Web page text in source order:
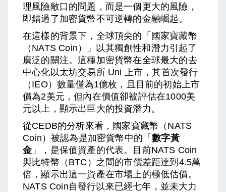
理風險敞口的問題，而是一個更大的風險，
即錯過了加密貨幣不可逆轉的金融崛起。
在這樣的背景下，全球頂尖的「國家寶藏幣
（NATS Coin）」以其獨創性和潛力引起了
廣泛的關注。這種加密貨幣在全球最大的去
中心化以太坊交易所 Uni 上市，其首次發行
（IEO）數量僅為1億枚，且目前的初始上市
價為2美元，但內在價值卻被評估在1000美
元以上，顯示出巨大的投資潛力。
從CEDB的分析來看，國家寶藏幣（NATS
Coin）被認為是加密貨幣中的「數字黃
金」，是保值資產的代表。目前NATS Coin
與比特幣（BTC）之間的市價差距達到4.5萬
倍，顯示出這一資產在市場上的極低估價。
NATS Coin自發行以來已經七年，並未大力